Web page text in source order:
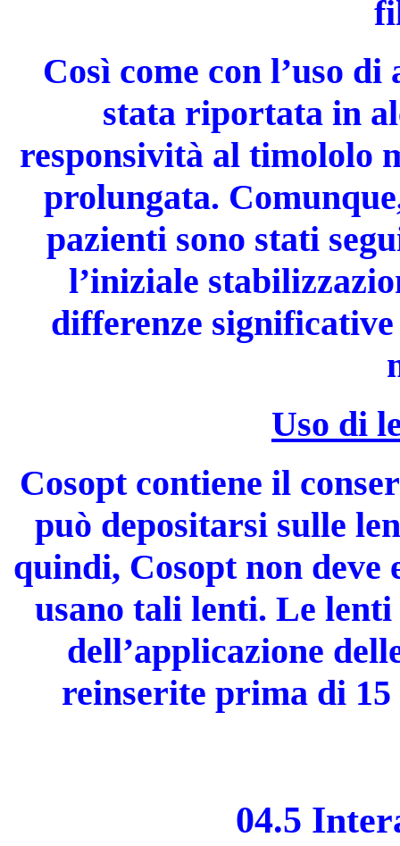
Così come con l’uso
stata riportata in
responsività al timololo
prolungata.
pazienti sono stati
l’iniziale
differenze
Uso di
Cosopt contiene il
può depositarsi sulle
quindi, Cosopt non deve
usano tali lenti. Le lenti
dell’applicazione
reinserite prima di
04.5